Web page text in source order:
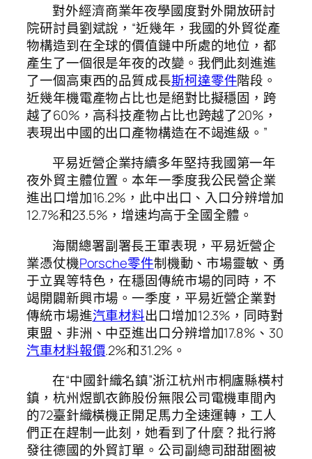
對外經濟商業年夜學國度對外開放研討
院研討員劉斌說，“近幾年，我國的外貿從產
物構造到在全球的價值鏈中所處的地位，都
產生了一個很是年夜的改變。我們此刻進進
了一個高東西的品質成長斯柯達零件階段。
近幾年機電產物占比也是絕對比擬穩固，跨
越了60%，高科技產物占比也跨越了20%，
表現出中國的出口產物構造在不竭進級。”
平易近營企業持續多年堅持我國第一年
夜外貿主體位置。本年一季度我公民營企業
進出口增加16.2%，此中出口、入口分辨增加
12.7%和23.5%，增速均高于全國全體。
海關總署副署長王軍表現，平易近營企
業憑仗機Porsche零件制機動、市場靈敏、勇
于立異等特色，在穩固傳統市場的同時，不
竭開闢新興市場。一季度，平易近營企業對
傳統市場進汽車材料出口增加12.3%，同時對
東盟、非洲、中亞進出口分辨增加17.8%、30
汽車材料報價.2%和31.2%。
在“中國針織名鎮”浙江杭州市桐廬縣橫村
鎮，杭州煜凱衣飾股份無限公司電機車間內
的72臺針織橫機正開足馬力全速運轉，工人
們正在趕制一此刻，她看到了什麼？批行將
發往德國的外貿訂單。公司副總司甜甜圈被